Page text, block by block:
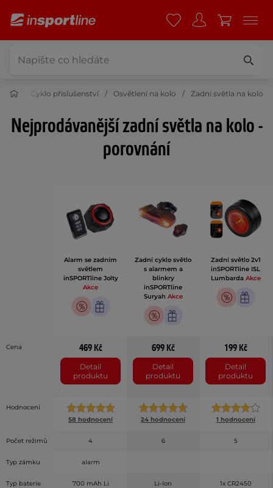
Cyklo příslušenství Osvětlení na kolo Zadní světla na kolo
Nejprodávanější zadní světla na kolo -
porovnání
Alarm se zadním
světlem
inSPORTline Jolty
Akce
Zadní cyklo světlo
s alarmem a
blinkry
inSPORTline
Suryah Akce
Zadní světlo 2v1
inSPORTline ISL
Lumbarda Akce
Cena 469 Kč
Detail
produktu
699 Kč
Detail
produktu
199 Kč
Detail
produktu
Hodnocení
58 hodnocení
24 hodnocení 1 hodnocení
Počet režimů 4 6 5
Typ zámku alarm
Typ baterie 700 mAh Li Li-Ion 1x CR2450